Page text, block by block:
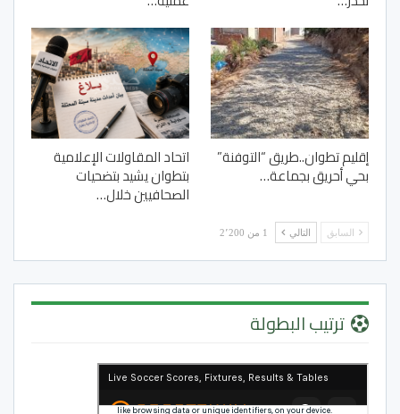
إقليم تطوان..طريق “التوفنة”
بحي أحريق بجماعة…
اتحاد المقاولات الإعلامية
بتطوان يشيد بتضحيات
الصحافيين خلال…
السابق التالي 1 من 2٬200
ترتيب البطولة